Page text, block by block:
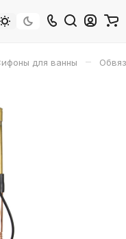
для ванны –